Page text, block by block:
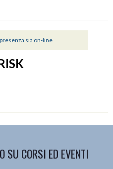
sia on-line
SU CORSI ED EVENTI